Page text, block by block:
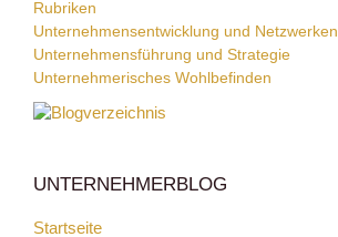
Rubriken
Unternehmensentwicklung und Netzwerken
Unternehmensführung und Strategie
Unternehmerisches Wohlbefinden
UNTERNEHMERBLOG
Startseite